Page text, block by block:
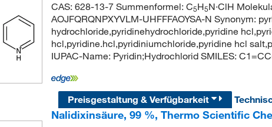
CAS: 628-13-7 Summenformel: C5H5N·ClH
AOJFQRQNPXYVLM-UHFFFAOYSA-N Synonym:
hydrochloride,pyridinehydrochloride,pyridine
hcl,pyridine.hcl,pyridiniumchloride,pyridine hcl
IUPAC-Name: Pyridin;Hydrochlorid SMILES:
Preisgestaltung & Verfügbarkeit
Nalidixinsäure, 99 %, Thermo Scientific